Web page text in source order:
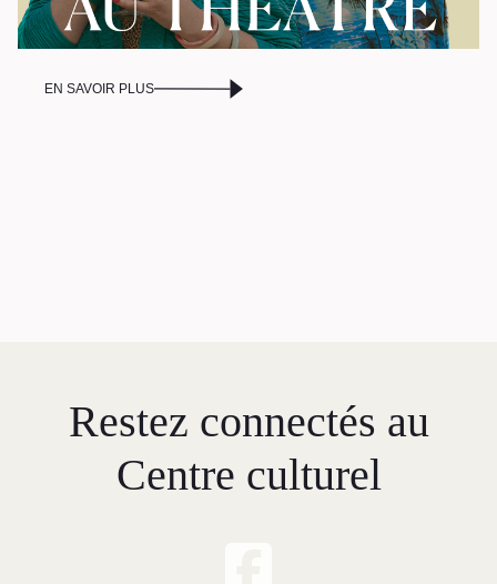
Galerie d’art Antoine-
EN SAVOIR PLUS
Restez connectés au
Centre culturel